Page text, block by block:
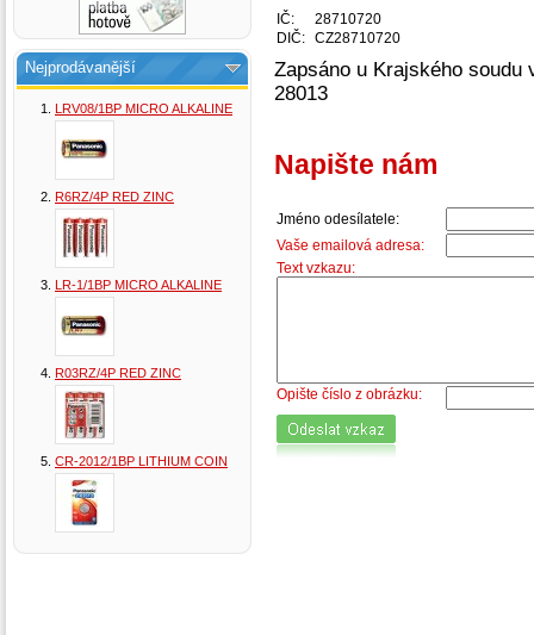
Nejprodávanější
LRV08/1BP MICRO ALKALINE
R6RZ/4P RED ZINC
LR-1/1BP MICRO ALKALINE
R03RZ/4P RED ZINC
CR-2012/1BP LITHIUM COIN
IČ:
28710720
DIČ: CZ28710720
Zapsáno u Krajského soudu
28013
Napište nám
Jméno odesílatele:
Vaše emailová adresa:
Text vzkazu:
Opište číslo z obrázku: